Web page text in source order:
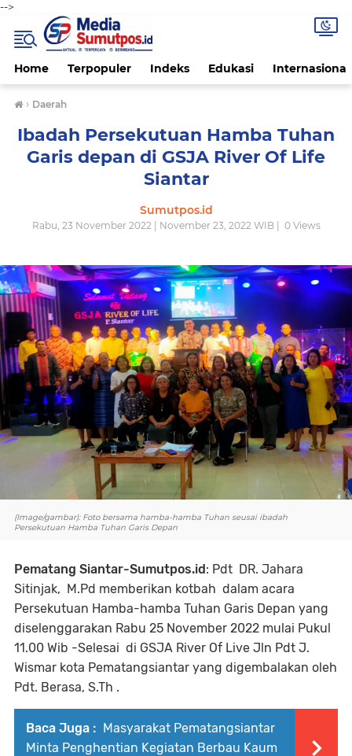
-->
Home Terpopuler Indeks Edukasi Internasional
› Daerah
Ibadah Persekutuan Hamba Tuhan
Garis depan di GSJA River Of Life
Siantar
Sumutpos.id
Rabu, 23 November 2022 | November 23, 2022 WIB | 0Views
(Image/gambar): Foto bersama hamba-hamba Tuhan seusai ibadah
Persekutuan Hamba Tuhan Garis Depan
Pematang Siantar-Sumutpos.id: Pdt DR. Jahara
Sitinjak, M.Pd memberikan kotbah dalam acara
Persekutuan Hamba-hamba Tuhan Garis Depan yang
diselenggarakan Rabu 25 November 2022 mulai Pukul
11.00 Wib -Selesai di GSJA River Of Live Jln Pdt J.
Wismar kota Pematangsiantar yang digembalakan oleh
Pdt. Berasa, S.Th .
Baca Juga : Masyarakat Pematangsiantar
Minta Penghentian Kegiatan Berbau Kaum